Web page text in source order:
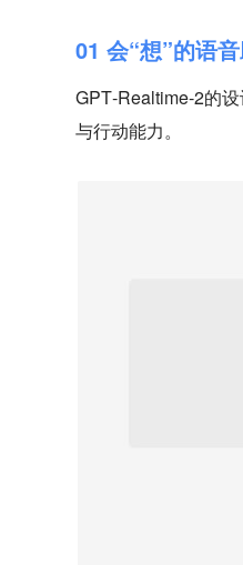
01 会“想”的语
GPT‑Realtime‑2的
与行动能力。